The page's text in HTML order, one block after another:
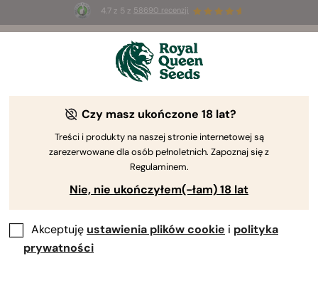
4.7 z 5 z 58690 recenzji
Summer Sales: do 50% zniżki
na wybrane produkty ⏤
Poradnik uprawy konopi według Royal Queen Seeds
Przewodnik po uprawie – wyszukiwarka treści
Czy masz ukończone 18 lat?
Treści i produkty na naszej stronie internetowej są
zarezerwowane dla osób pełnoletnich. Zapoznaj się z
Regulaminem.
Nie, nie ukończyłem(-łam) 18 lat
Akceptuję ustawienia plików cookie i polityka
prywatności